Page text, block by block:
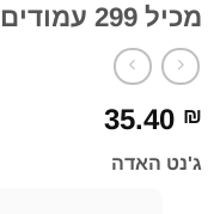
מכיל 299 עמודים
35.40 ₪
ג'נט האדה